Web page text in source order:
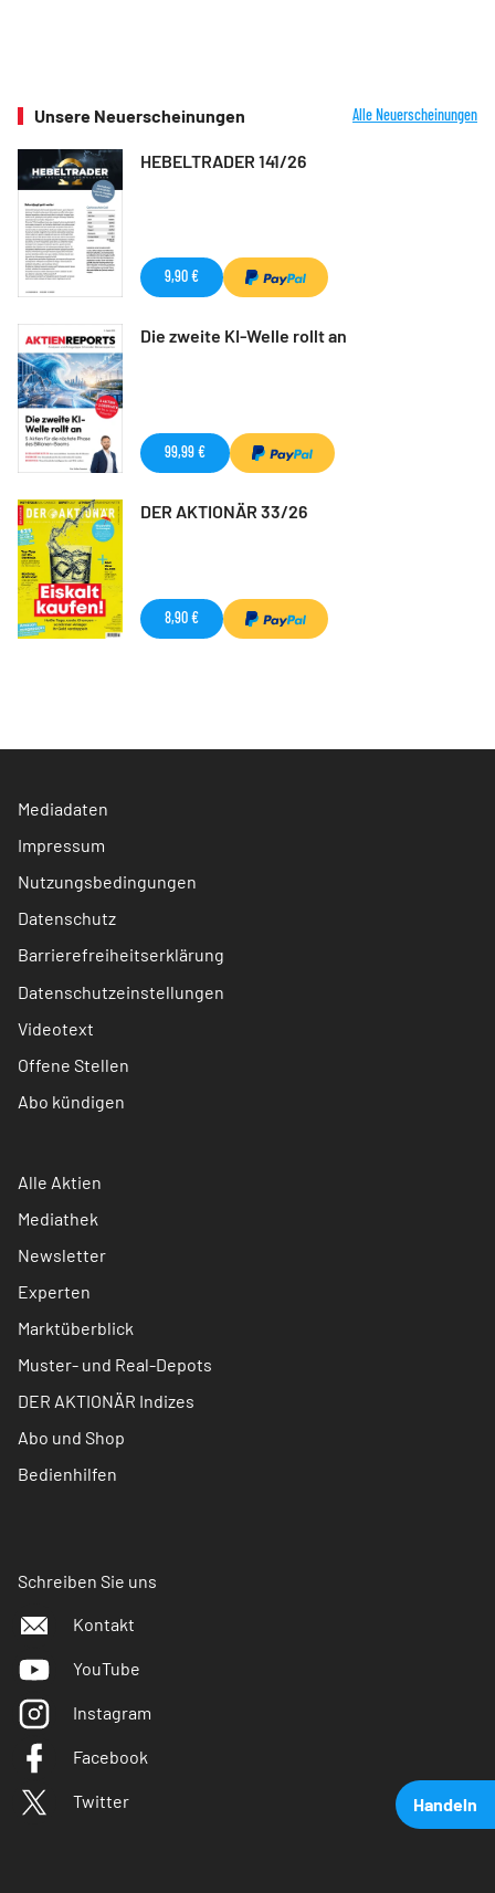
Handeln
Unsere Neuerscheinungen Alle Neuerscheinungen
HEBELTRADER 141/26
9,90 €
Die zweite KI-Welle rollt an
99,99 €
DER AKTIONÄR 33/26
8,90 €
Mediadaten
Impressum
Nutzungsbedingungen
Datenschutz
Barrierefreiheitserklärung
Datenschutzeinstellungen
Videotext
Offene Stellen
Abo kündigen
Alle Aktien
Mediathek
Newsletter
Experten
Marktüberblick
Muster- und Real-Depots
DER AKTIONÄR Indizes
Abo und Shop
Bedienhilfen
Schreiben Sie uns
Kontakt
YouTube
Instagram
Facebook
Twitter